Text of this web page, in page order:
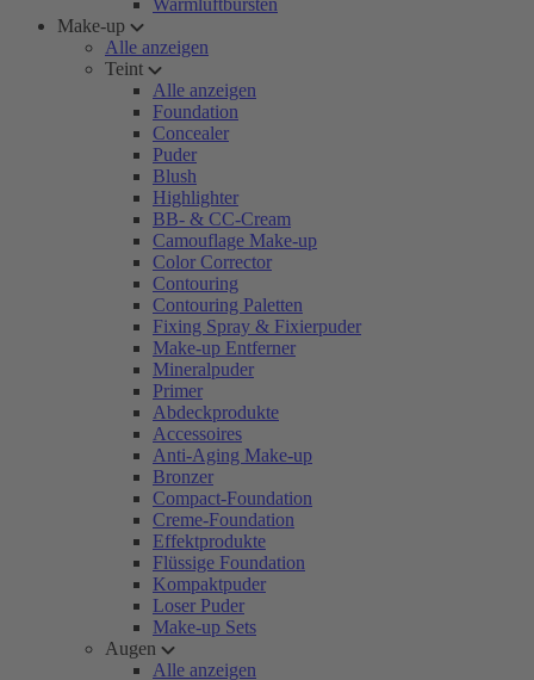
Warmluftbürsten
Make-up
Alle anzeigen
Teint
Alle anzeigen
Foundation
Concealer
Puder
Blush
Highlighter
BB- & CC-Cream
Camouflage Make-up
Color Corrector
Contouring
Contouring Paletten
Fixing Spray & Fixierpuder
Make-up Entferner
Mineralpuder
Primer
Abdeckprodukte
Accessoires
Anti-Aging Make-up
Bronzer
Compact-Foundation
Creme-Foundation
Effektprodukte
Flüssige Foundation
Kompaktpuder
Loser Puder
Make-up Sets
Augen
Alle anzeigen